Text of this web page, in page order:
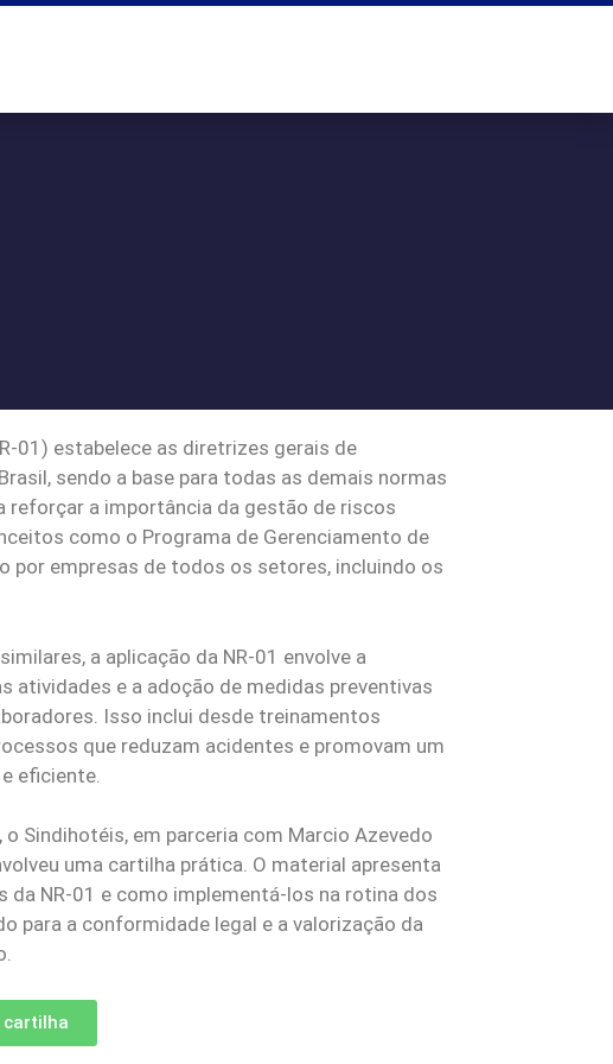
01) estabelece as diretrizes gerais de
sendo a base para todas as demais normas
reforçar a importância da gestão de riscos
como o Programa de Gerenciamento de
por empresas de todos os setores, incluindo os
a aplicação da NR-01 envolve a
atividades e a adoção de medidas preventivas
Isso inclui desde treinamentos
que reduzam acidentes e promovam um
eficiente.
Sindihotéis, em parceria com Marcio Azevedo
uma cartilha prática. O material apresenta
da NR-01 e como implementá-los na rotina dos
para a conformidade legal e a valorização da
cartilha